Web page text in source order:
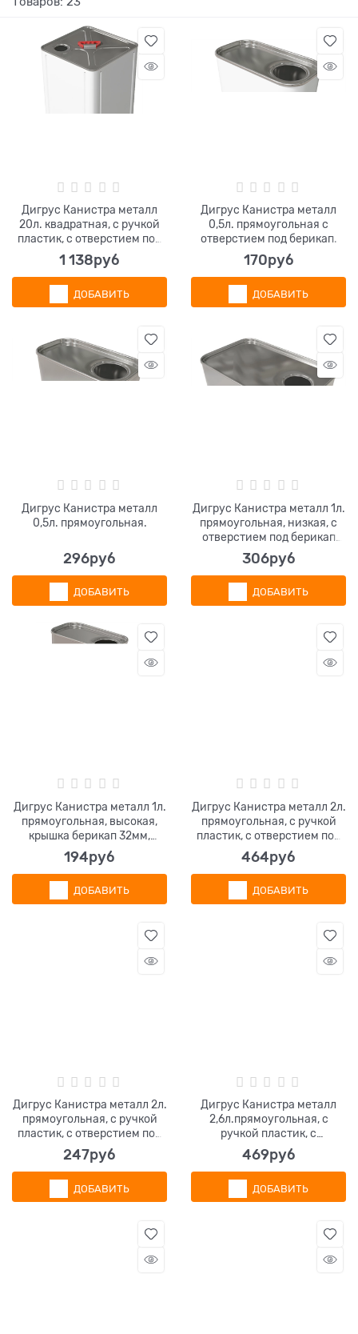
Дигрус Канистра металл
20л. квадратная, с ручкой
пластик, с отверстием под
берикап.
1 138руб
ДОБАВИТЬ
Дигрус Канистра металл
0,5л. прямоугольная с
отверстием под берикап.
170руб
ДОБАВИТЬ
Дигрус Канистра металл
0,5л. прямоугольная.
296руб
ДОБАВИТЬ
Дигрус Канистра металл 1л.
прямоугольная, низкая, с
отверстием под берикап
32мм.
306руб
ДОБАВИТЬ
Дигрус Канистра металл 1л.
прямоугольная, высокая,
крышка берикап 32мм,
КМП-1-ВН/Д
194руб
ДОБАВИТЬ
Дигрус Канистра металл 2л.
прямоугольная, с ручкой
пластик, с отверстием под
берикап 42мм, белая
464руб
ДОБАВИТЬ
Дигрус Канистра металл 2л.
прямоугольная, с ручкой
пластик, с отверстием под
берикап.
247руб
ДОБАВИТЬ
Дигрус Канистра металл
2,6л.прямоугольная, с
ручкой пластик, с
отверстием под берикап
469руб
ДОБАВИТЬ